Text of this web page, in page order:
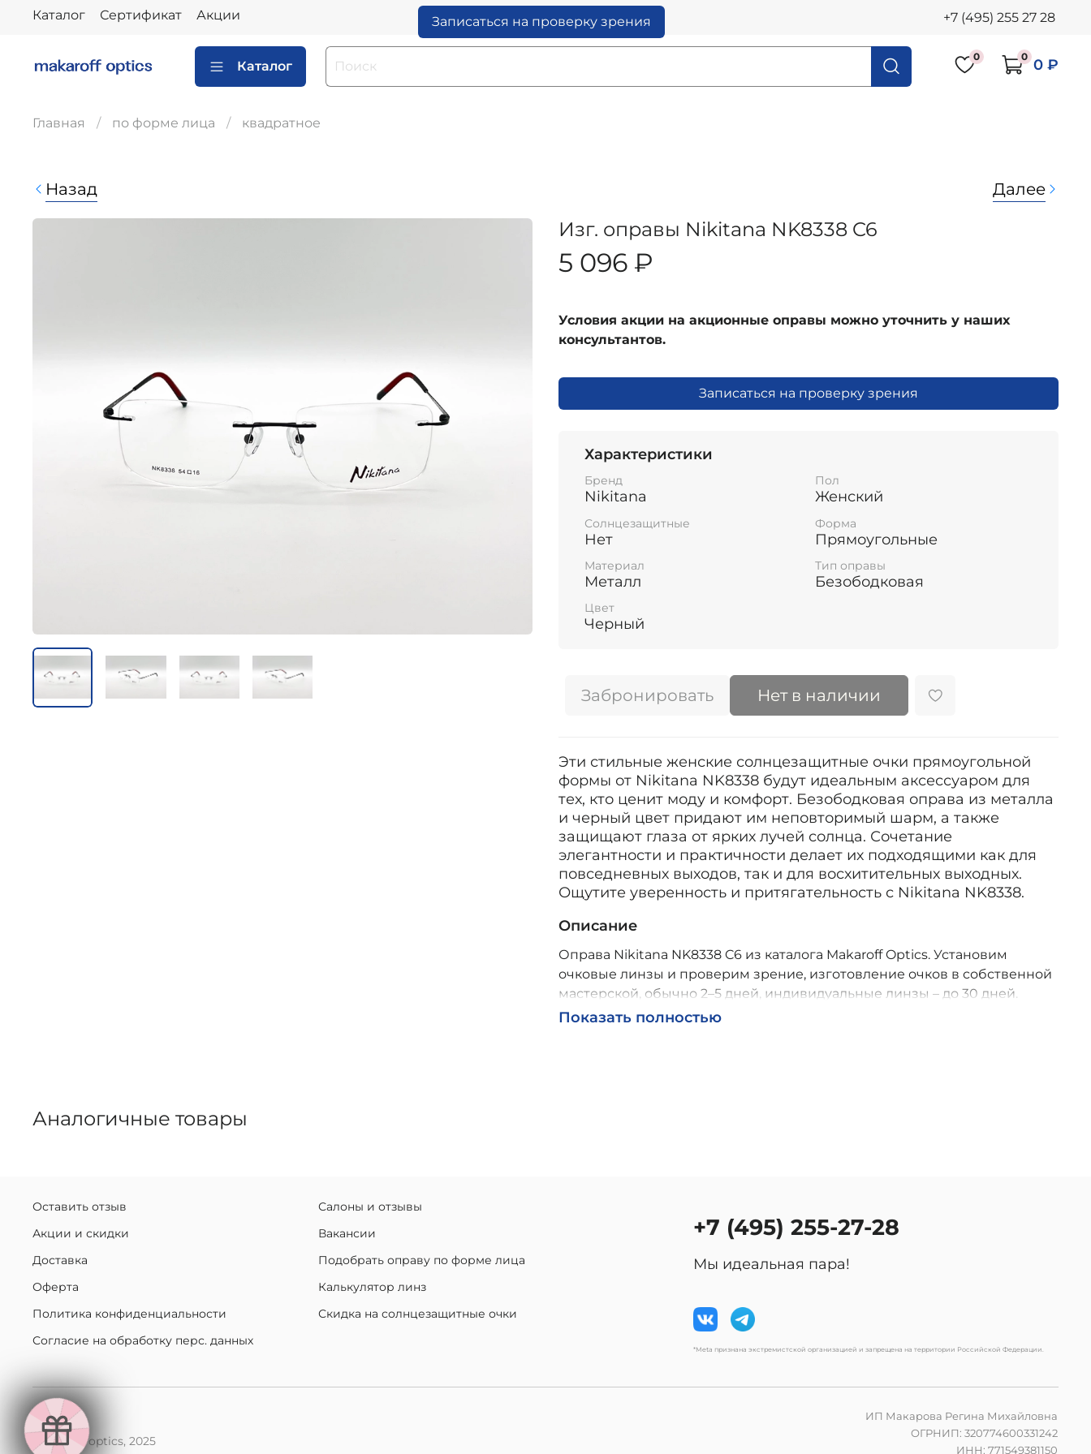
Каталог Сертификат Акции Записаться на проверку зрения +7 (495) 255 27 28
Каталог
0 0 0 ₽
Главная по форме лица квадратное
Назад Далее
Изг. оправы Nikitana NK8338 C6
5 096 ₽
Условия акции на акционные оправы можно уточнить у наших
консультантов.
Записаться на проверку зрения
Характеристики
Бренд
Nikitana
Пол
Женский
Солнцезащитные
Нет
Форма
Прямоугольные
Материал
Металл
Тип оправы
Безободковая
Цвет
Черный
Забронировать Нет в наличии
Эти стильные женские солнцезащитные очки прямоугольной
формы от Nikitana NK8338 будут идеальным аксессуаром для
тех, кто ценит моду и комфорт. Безободковая оправа из металла
и черный цвет придают им неповторимый шарм, а также
защищают глаза от ярких лучей солнца. Сочетание
элегантности и практичности делает их подходящими как для
повседневных выходов, так и для восхитительных выходных.
Ощутите уверенность и притягательность с Nikitana NK8338.
Описание
Оправа Nikitana NK8338 C6 из каталога Makaroff Optics. Установим
очковые линзы и проверим зрение, изготовление очков в собственной
мастерской, обычно 2–5 дней, индивидуальные линзы – до 30 дней.
Возможна доставка по России.
Показать полностью
Аналогичные товары
Оставить отзыв
Акции и скидки
Доставка
Оферта
Политика конфиденциальности
Согласие на обработку перс. данных
Салоны и отзывы
Вакансии
Подобрать оправу по форме лица
Калькулятор линз
Скидка на солнцезащитные очки
+7 (495) 255-27-28
Мы идеальная пара!
*Meta признана экстремистской организацией и запрещена на территории Российской Федерации.
makaroff optics, 2025
ИП Макарова Регина Михайловна
ОГРНИП: 320774600331242
ИНН: 771549381150